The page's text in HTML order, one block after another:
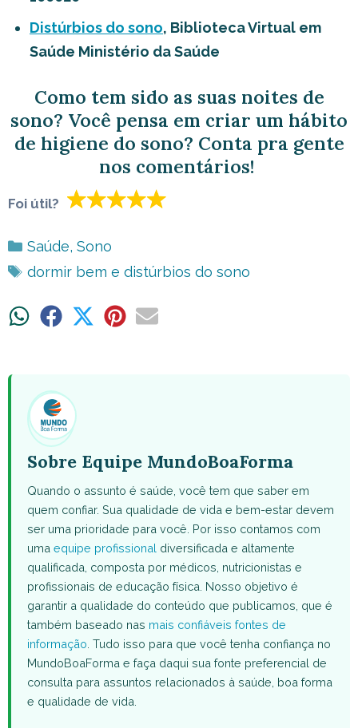
Distúrbios do sono, Biblioteca Virtual em
Saúde Ministério da Saúde
Como tem sido as suas noites de
sono? Você pensa em criar um hábito
de higiene do sono? Conta pra gente
nos comentários!
Foi útil?
Categorias
Saúde, Sono
Tags
dormir bem e distúrbios do sono
ShareShare ShareShareShare
Sobre Equipe MundoBoaForma
Quando o assunto é saúde, você tem que saber em
quem confiar. Sua qualidade de vida e bem-estar devem
ser uma prioridade para você. Por isso contamos com
uma equipe profissional diversificada e altamente
qualificada, composta por médicos, nutricionistas e
profissionais de educação física. Nosso objetivo é
garantir a qualidade do conteúdo que publicamos, que é
também baseado nas mais confiáveis fontes de
informação . Tudo isso para que você tenha confiança no
MundoBoaForma e faça daqui sua fonte preferencial de
consulta para assuntos relacionados à saúde, boa forma
e qualidade de vida.